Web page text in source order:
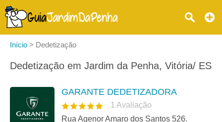
Início > Dedetização
Dedetização em Jardim da Penha, Vitória/ ES
GARANTE DEDETIZADORA
1 Avaliação
Rua Agenor Amaro dos Santos 526.